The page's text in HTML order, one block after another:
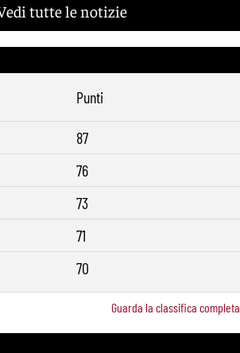
tutte le notizie
Punti
87
76
73
71
70
Guarda la classifica completa